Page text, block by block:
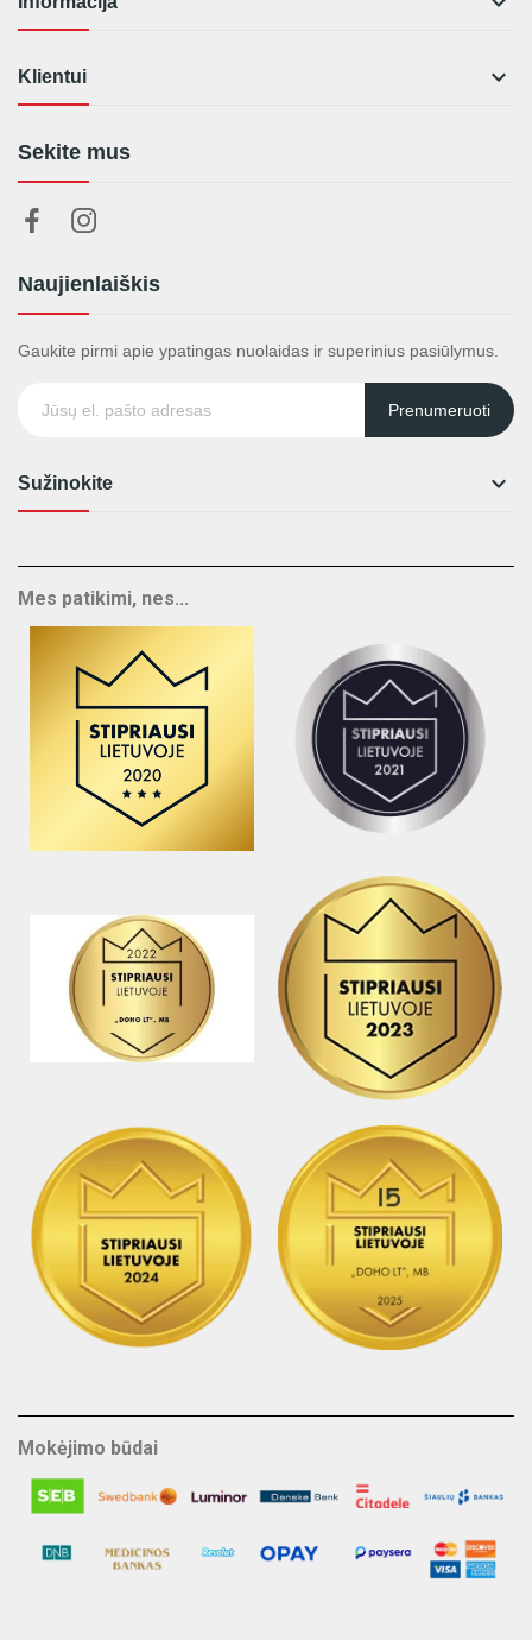
Klientui 
Sekite mus
Naujienlaiškis
Gaukite pirmi apie ypatingas nuolaidas ir superinius pasiūlymus.
Prenumeruoti
Sužinokite 
Mes patikimi, nes...
Mokėjimo būdai